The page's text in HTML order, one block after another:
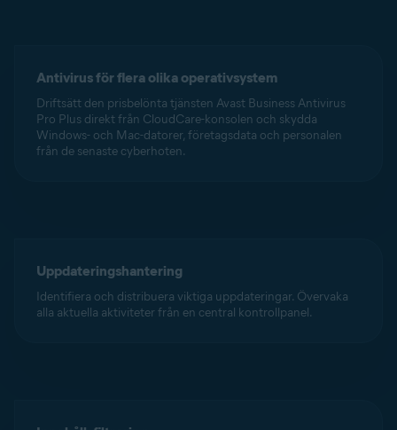
Antivirus för flera olika operativsystem
Driftsätt den prisbelönta tjänsten Avast Business Antivirus
Pro Plus direkt från CloudCare-konsolen och skydda
Windows- och Mac-datorer, företagsdata och personalen
från de senaste cyberhoten.
Uppdateringshantering
Identifiera och distribuera viktiga uppdateringar. Övervaka
alla aktuella aktiviteter från en central kontrollpanel.